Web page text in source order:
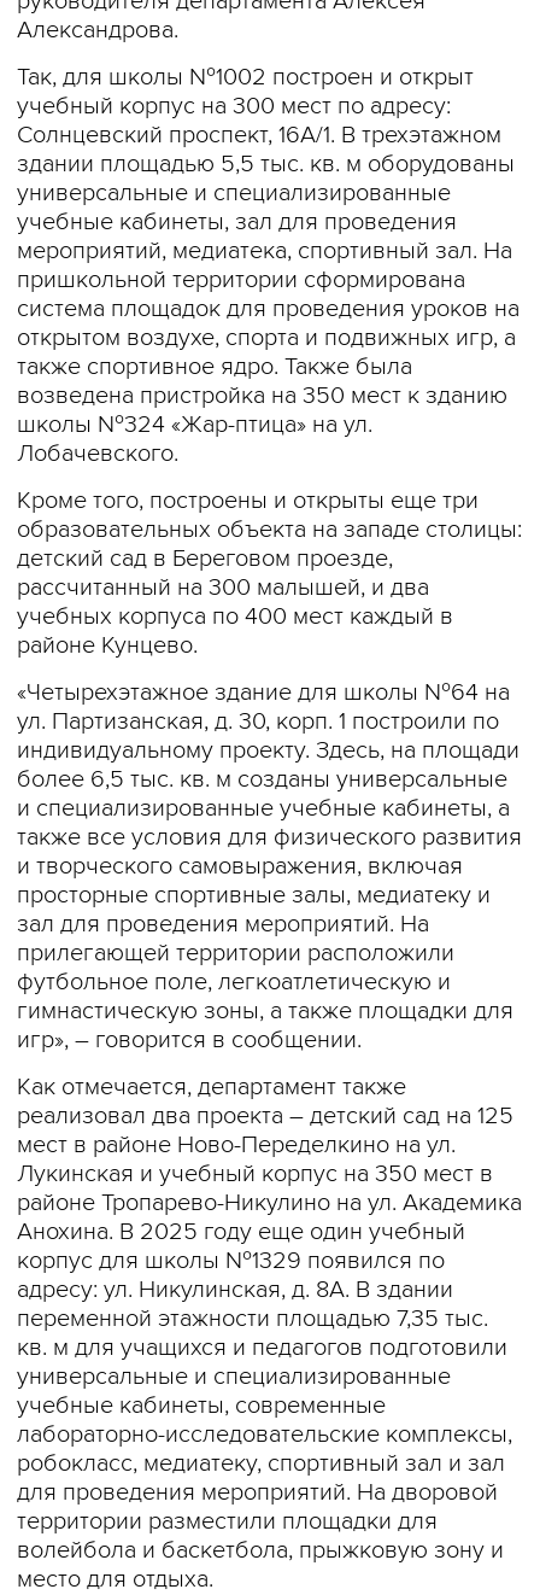
Александрова.
Так, для школы №1002 построен и открыт
учебный корпус на 300 мест по адресу:
Солнцевский проспект, 16А/1. В трехэтажном
здании площадью 5,5 тыс. кв. м оборудованы
универсальные и специализированные
учебные кабинеты, зал для проведения
мероприятий, медиатека, спортивный зал. На
пришкольной территории сформирована
система площадок для проведения уроков на
открытом воздухе, спорта и подвижных игр, а
также спортивное ядро. Также была
возведена пристройка на 350 мест к зданию
школы №324 «Жар-птица» на ул.
Лобачевского.
Кроме того, построены и открыты еще три
образовательных объекта на западе столицы:
детский сад в Береговом проезде,
рассчитанный на 300 малышей, и два
учебных корпуса по 400 мест каждый в
районе Кунцево.
«Четырехэтажное здание для школы №64 на
ул. Партизанская, д. 30, корп. 1 построили по
индивидуальному проекту. Здесь, на площади
более 6,5 тыс. кв. м созданы универсальные
и специализированные учебные кабинеты, а
также все условия для физического развития
и творческого самовыражения, включая
просторные спортивные залы, медиатеку и
зал для проведения мероприятий. На
прилегающей территории расположили
футбольное поле, легкоатлетическую и
гимнастическую зоны, а также площадки для
игр», – говорится в сообщении.
Как отмечается, департамент также
реализовал два проекта – детский сад на 125
мест в районе Ново-Переделкино на ул.
Лукинская и учебный корпус на 350 мест в
районе Тропарево-Никулино на ул. Академика
Анохина. В 2025 году еще один учебный
корпус для школы №1329 появился по
адресу: ул. Никулинская, д. 8А. В здании
переменной этажности площадью 7,35 тыс.
кв. м для учащихся и педагогов подготовили
универсальные и специализированные
учебные кабинеты, современные
лабораторно-исследовательские комплексы,
робокласс, медиатеку, спортивный зал и зал
для проведения мероприятий. На дворовой
территории разместили площадки для
волейбола и баскетбола, прыжковую зону и
место для отдыха.